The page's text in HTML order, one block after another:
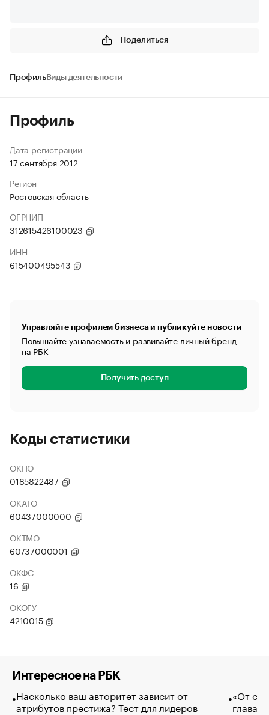
Поделиться
ПрофильВиды деятельности
Профиль
Дата регистрации
17 сентября 2012
Регион
Ростовская область
ОГРНИП
312615426100023
ИНН
615400495543
Управляйте профилем бизнеса и публикуйте новости
Повышайте узнаваемость и развивайте личный бренд
на РБК
Получить доступ
Коды статистики
ОКПО
0185822487
ОКАТО
60437000000
ОКТМО
60737000001
ОКФС
16
ОКОГУ
4210015
Интересное на РБК
Насколько ваш авторитет зависит от
атрибутов престижа? Тест для лидеров
«От
глава